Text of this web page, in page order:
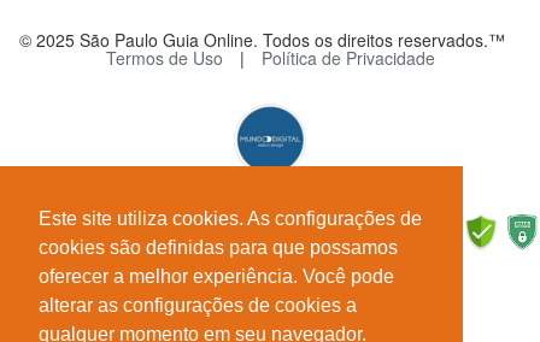
Este site utiliza cookies. As configurações de
cookies são definidas para que possamos
oferecer a melhor experiência. Você pode
alterar as configurações de cookies a
qualquer momento em seu navegador.
© 2025 São Paulo Guia Online. Todos os direitos reservados.™
Termos de Uso | Política de Privacidade